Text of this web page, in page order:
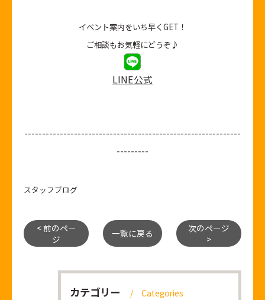
イベント案内をいち早くGET！
ご相談もお気軽にどうぞ♪
LINE公式
-------------------------------------------------------------
---------
スタッフブログ
< 前のペー
ジ
一覧に戻る
次のページ
>
カテゴリー Categories